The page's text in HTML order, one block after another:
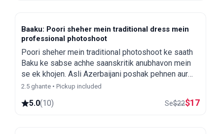
Baaku: Poori sheher mein traditional dress mein
professional photoshoot
Poori sheher mein traditional photoshoot ke saath
Baku ke sabse achhe saanskritik anubhavon mein
se ek khojen. Asli Azerbaijani poshak pehnen aur
sthaniya photographer ke saath yaadgar pal capture
2.5 ghante • Pickup included
5.0(10) Se$22$17